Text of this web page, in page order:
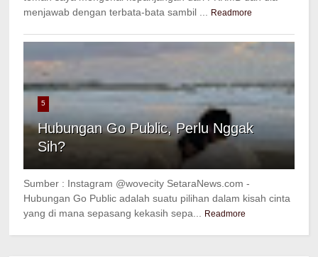
menjawab dengan terbata-bata sambil ...
Readmore
5
Hubungan Go Public, Perlu Nggak
Sih?
Sumber : Instagram @wovecity SetaraNews.com -
Hubungan Go Public adalah suatu pilihan dalam kisah cinta
yang di mana sepasang kekasih sepa...
Readmore